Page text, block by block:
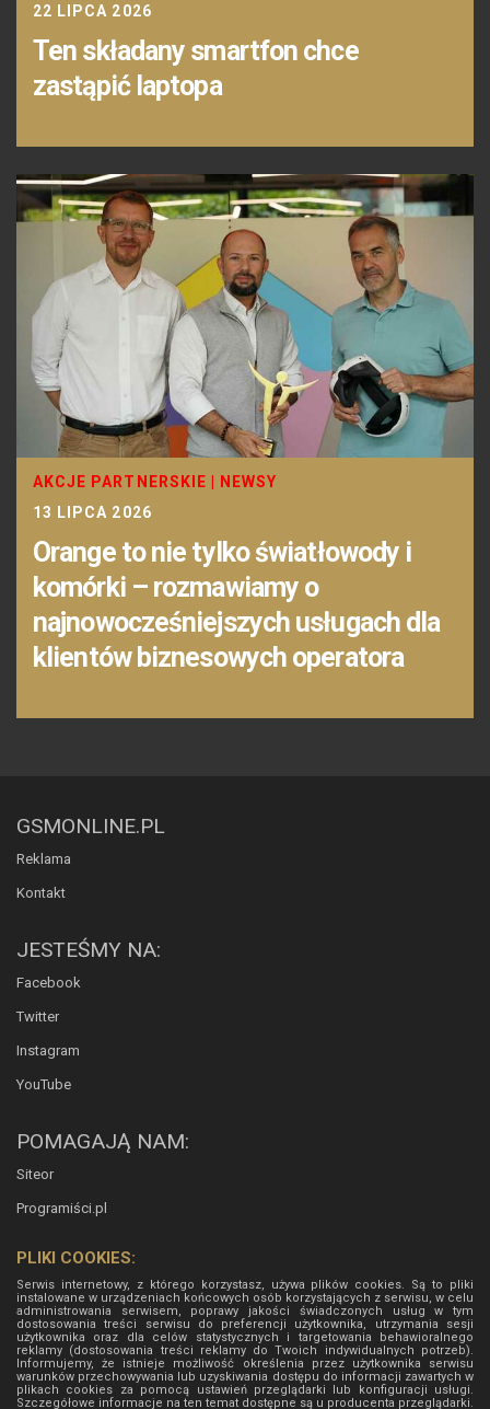
22 LIPCA 2026
Ten składany smartfon chce
zastąpić laptopa
AKCJE PARTNERSKIE
NEWSY
13 LIPCA 2026
Orange to nie tylko światłowody i
komórki – rozmawiamy o
najnowocześniejszych usługach dla
klientów biznesowych operatora
GSMONLINE.PL
Reklama
Kontakt
JESTEŚMY NA:
Facebook
Twitter
Instagram
YouTube
POMAGAJĄ NAM:
Siteor
Programiści.pl
PLIKI COOKIES:
Serwis internetowy, z którego korzystasz, używa plików cookies. Są to pliki
instalowane w urządzeniach końcowych osób korzystających z serwisu, w celu
administrowania serwisem, poprawy jakości świadczonych usług w tym
dostosowania treści serwisu do preferencji użytkownika, utrzymania sesji
użytkownika oraz dla celów statystycznych i targetowania behawioralnego
reklamy (dostosowania treści reklamy do Twoich indywidualnych potrzeb).
Informujemy, że istnieje możliwość określenia przez użytkownika serwisu
warunków przechowywania lub uzyskiwania dostępu do informacji zawartych w
plikach cookies za pomocą ustawień przeglądarki lub konfiguracji usługi.
Szczegółowe informacje na ten temat dostępne są u producenta przeglądarki.